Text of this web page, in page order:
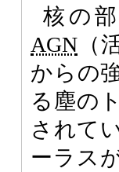
核の
AGN （
からの
る塵の
されて
ーラス